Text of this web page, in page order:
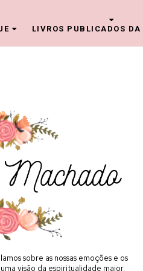
LIVROS PUBLICADOS DA
sobre as nossas emoções e os
visão da espiritualidade maior.